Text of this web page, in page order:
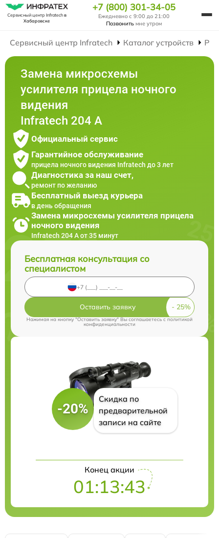
Сервисный центр Infratechв
Хабаровске
+7 (800) 301-34-05
Ежедневно с 9:00 до 21:00
Позвонить мне утром
Сервисный центр Infratech Каталог устройств
Замена микросхемы
усилителя прицела ночного
видения
Infratech 204 А
Официальный сервис
Гарантийное обслуживание
прицела ночного видения Infratech до 3 лет
Диагностика за наш счет,
ремонт по желанию
Бесплатный выезд курьера
в день обращения
Замена микросхемы усилителя прицела
ночного видения
Infratech 204 А от 35 минут
Бесплатная консультация со
специалистом
Оставить заявку
Нажимая на кнопку "Оставить заявку" Вы соглашаетесь cполитикой
конфиденциальности
-20%
Скидка по
предварительной
записи на сайте
Конец акции
01:13:42